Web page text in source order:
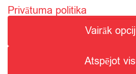
SPECIĀLĀ ATĻAUJA ALKOHOLISKO
MAZUMTIRDZNIECĪBAI: SĒRIJA MT Nr.
Privātuma politika
Vairāk
Atspējot